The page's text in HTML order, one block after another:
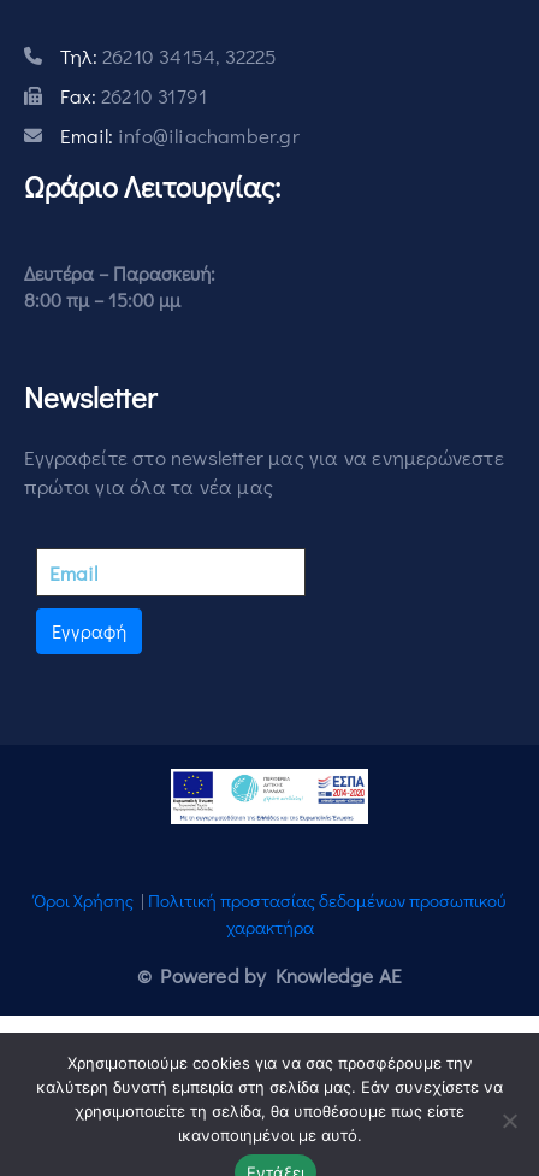
Τηλ: 26210 34154, 32225
Fax: 26210 31791
Email: info@iliachamber.gr
Ωράριο Λειτουργίας:
Δευτέρα – Παρασκευή:
8:00 πμ – 15:00 μμ
Newsletter
Εγγραφείτε στο newsletter μας για να ενημερώνεστε
πρώτοι για όλα τα νέα μας
Εγγραφή
Όροι Χρήσης | Πολιτική προστασίας δεδομένων προσωπικού
χαρακτήρα
© Powered by Knowledge AE
Χρησιμοποιούμε cookies για να σας προσφέρουμε την
καλύτερη δυνατή εμπειρία στη σελίδα μας. Εάν συνεχίσετε να
χρησιμοποιείτε τη σελίδα, θα υποθέσουμε πως είστε
ικανοποιημένοι με αυτό.
Εντάξει